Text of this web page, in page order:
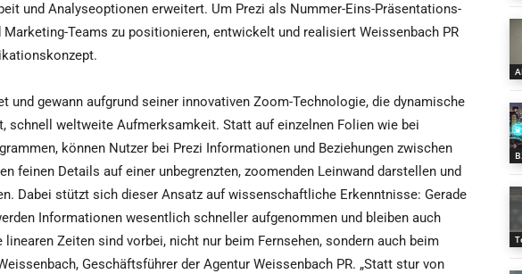
und Analyseoptionen erweitert. Um Prezi als Nummer-Eins-Präsentations-
Marketing-Teams zu positionieren, entwickelt und realisiert Weissenbach PR
und gewann aufgrund seiner innovativen Zoom-Technologie, die dynamische
schnell weltweite Aufmerksamkeit. Statt auf einzelnen Folien wie bei
können Nutzer bei Prezi Informationen und Beziehungen zwischen
feinen Details auf einer unbegrenzten, zoomenden Leinwand darstellen und
Dabei stützt sich dieser Ansatz auf wissenschaftliche Erkenntnisse: Gerade
Informationen wesentlich schneller aufgenommen und bleiben auch
linearen Zeiten sind vorbei, nicht nur beim Fernsehen, sondern auch beim
Geschäftsführer der Agentur Weissenbach PR. „Statt stur von